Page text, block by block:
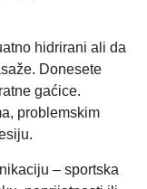
hidrirani ali da
Donesete
gaćice.
problemskim
– sportska